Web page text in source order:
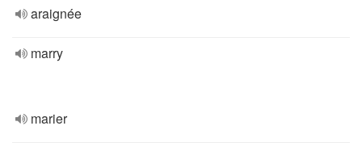
araignée
marry
marier